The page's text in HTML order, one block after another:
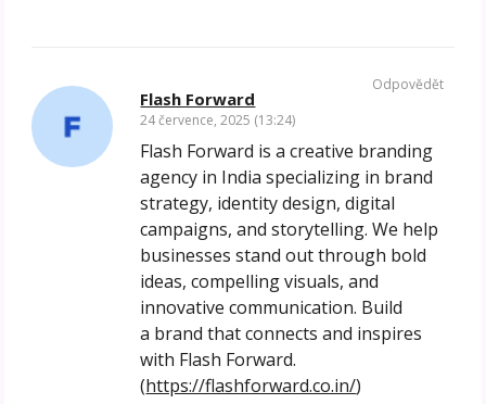
Flash Forward
24 července, 2025 (13:24)
Flash Forward is a creative branding
agency in India specializing in brand
strategy, identity design, digital
campaigns, and storytelling. We help
businesses stand out through bold
ideas, compelling visuals, and
innovative communication. Build
a brand that connects and inspires
with Flash Forward.
(https://flashforward.co.in/)
Odpovědět